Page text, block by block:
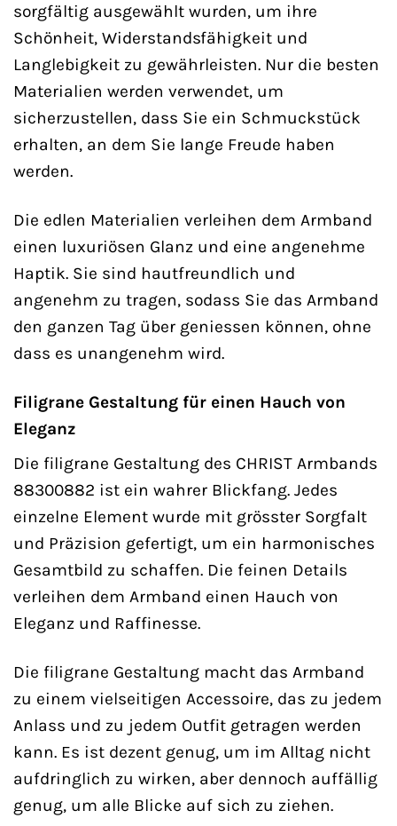
sorgfältig ausgewählt wurden, um ihre
Schönheit, Widerstandsfähigkeit und
Langlebigkeit zu gewährleisten. Nur die besten
Materialien werden verwendet, um
sicherzustellen, dass Sie ein Schmuckstück
erhalten, an dem Sie lange Freude haben
werden.
Die edlen Materialien verleihen dem Armband
einen luxuriösen Glanz und eine angenehme
Haptik. Sie sind hautfreundlich und
angenehm zu tragen, sodass Sie das Armband
den ganzen Tag über geniessen können, ohne
dass es unangenehm wird.
Filigrane Gestaltung für einen Hauch von
Eleganz
Die filigrane Gestaltung des CHRIST Armbands
88300882 ist ein wahrer Blickfang. Jedes
einzelne Element wurde mit grösster Sorgfalt
und Präzision gefertigt, um ein harmonisches
Gesamtbild zu schaffen. Die feinen Details
verleihen dem Armband einen Hauch von
Eleganz und Raffinesse.
Die filigrane Gestaltung macht das Armband
zu einem vielseitigen Accessoire, das zu jedem
Anlass und zu jedem Outfit getragen werden
kann. Es ist dezent genug, um im Alltag nicht
aufdringlich zu wirken, aber dennoch auffällig
genug, um alle Blicke auf sich zu ziehen.